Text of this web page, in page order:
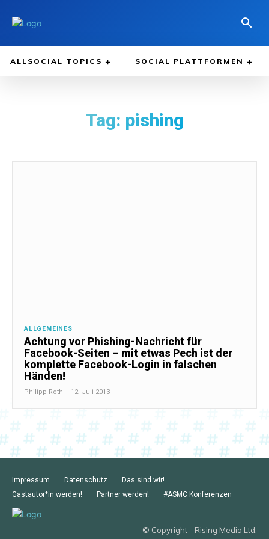
ALLSOCIAL TOPICS SOCIAL PLATTFORMEN
Tag: pishing
ALLGEMEINES
Achtung vor Phishing-Nachricht für
Facebook-Seiten – mit etwas Pech ist der
komplette Facebook-Login in falschen
Händen!
Philipp Roth - 12. Juli 2013
Impressum Datenschutz
Das sind wir!
Gastautor*in werden!
Partner werden! #ASMC Konferenzen
© Copyright - Rising Media Ltd.